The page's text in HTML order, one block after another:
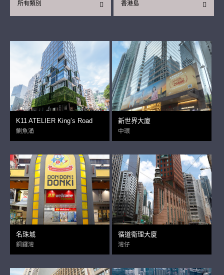
香港島
所有類別
K11 ATELIER King’s Road
鰂魚涌
新世界大廈
中環
名珠城
銅鑼灣
循道衛理大廈
灣仔